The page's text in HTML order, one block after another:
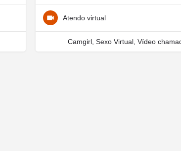
Atendo virtual
Camgirl, Sexo Virtual, Vídeo